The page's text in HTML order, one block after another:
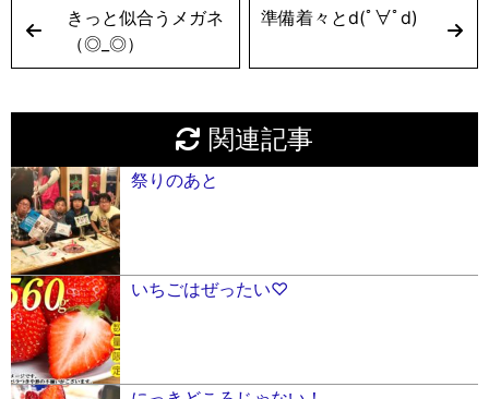
きっと似合うメガネ
（◎_◎）
準備着々とd(ﾟ∀ﾟ︎d)
関連記事
祭りのあと
いちごはぜったい♡